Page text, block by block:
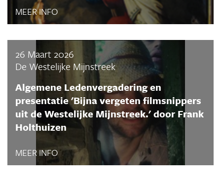
MEER INFO
26 Maart 2026
De Westelijke Mijnstreek
Algemene Ledenvergadering en
presentatie 'Bijna vergeten filmsnippers
uit de Westelijke Mijnstreek.' door Frank
Holthuizen
MEER INFO